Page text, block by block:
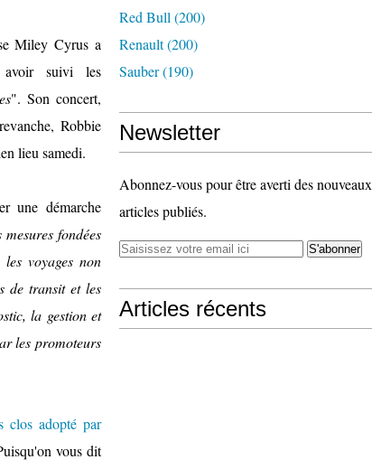
Miley Cyrus a
avoir suivi les
". Son concert,
Robbie
lieu samedi.
une démarche
fondées
voyages non
de transit et les
la gestion et
les promoteurs
clos adopté par
vous dit
Red Bull (200)
Renault(200)
Sauber(190)
Newsletter
Abonnez-vous pour être averti des nouveaux
articles publiés.
Articles récents